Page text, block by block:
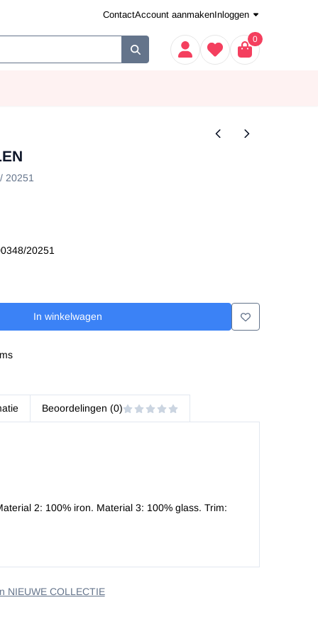
ContactAccount aanmakenInloggen
0
20251
20251
In winkelwagen
Beoordelingen (0)
2: 100% iron. Material 3: 100% glass. Trim:
NIEUWE COLLECTIE